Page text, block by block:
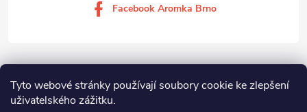
Tyto webové stránky používají soubory cookie ke zlepšení
uživatelského zážitku.
Vše o nákupu
Aromka Brno s.r.o
Facebook Aromka Brno